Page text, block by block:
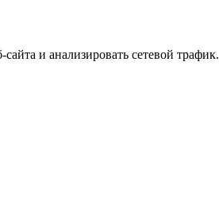
и анализировать сетевой трафик.